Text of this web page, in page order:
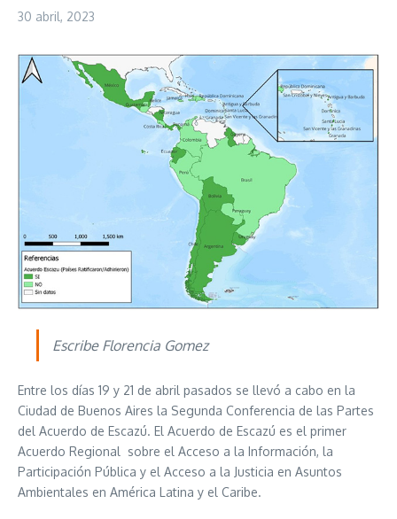
30 abril, 2023
Escribe Florencia Gomez
Entre los días 19 y 21 de abril pasados se llevó a cabo en la
Ciudad de Buenos Aires la Segunda Conferencia de las Partes
del Acuerdo de Escazú. El Acuerdo de Escazú es el primer
Acuerdo Regional sobre el Acceso a la Información, la
Participación Pública y el Acceso a la Justicia en Asuntos
Ambientales en América Latina y el Caribe.